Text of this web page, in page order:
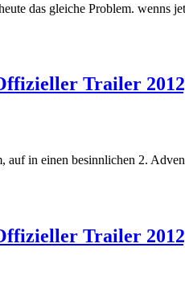
das gleiche Problem. wenns
Trailer
auf in einen besinnlichen 2.
Trailer